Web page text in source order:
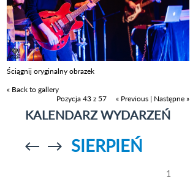
Ściągnij oryginalny obrazek
« Back to gallery
Pozycja 43 z 57
« Previous | Następne »
KALENDARZ WYDARZEŃ
Przejdź doPrzejdź do
SIERPIEŃ
1